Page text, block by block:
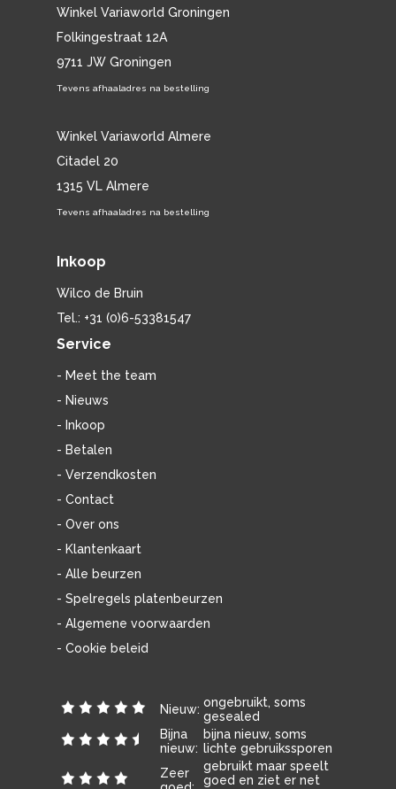
Winkel Variaworld Groningen
Folkingestraat 12A
9711 JW Groningen
Tevens afhaaladres na bestelling
Winkel Variaworld Almere
Citadel 20
1315 VL Almere
Tevens afhaaladres na bestelling
Inkoop
Wilco de Bruin
Tel.: +31 (0)6-53381547
Service
- Meet the team
- Nieuws
- Inkoop
- Betalen
- Verzendkosten
- Contact
- Over ons
- Klantenkaart
- Alle beurzen
- Spelregels platenbeurzen
- Algemene voorwaarden
- Cookie beleid
Nieuw: ongebruikt, soms
gesealed
Bijna
nieuw:
bijna nieuw, soms
lichte gebruikssporen
Zeer
gebruikt maar speelt
goed en ziet er net